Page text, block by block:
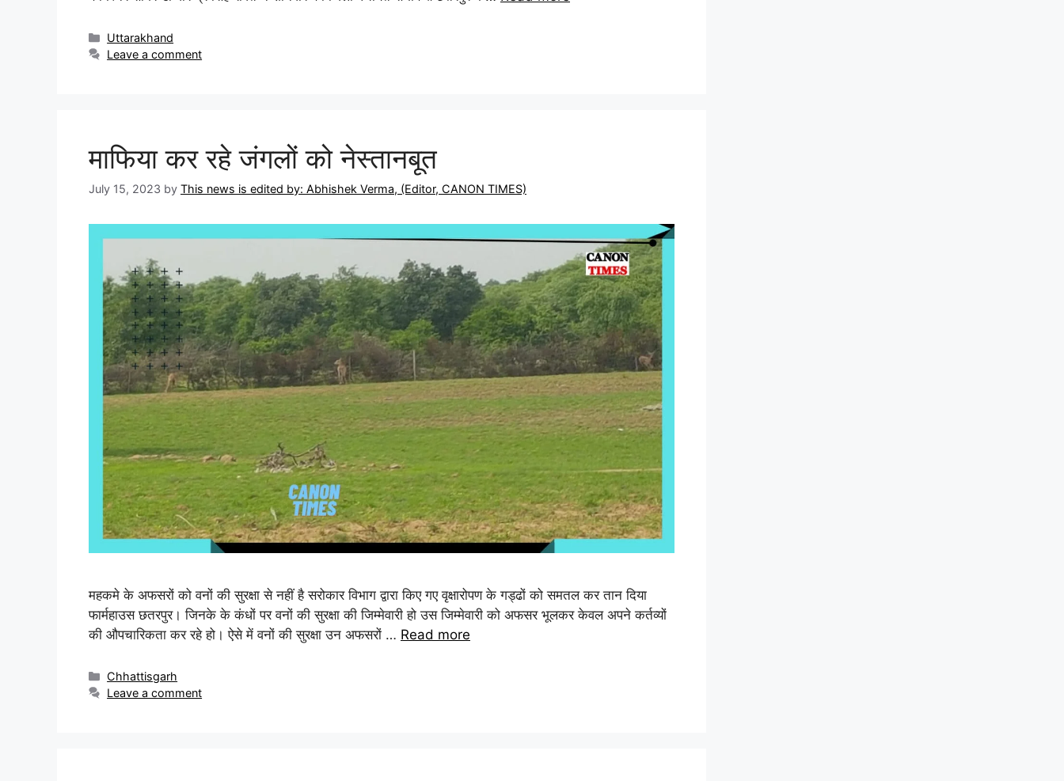
Uttarakhand
Leave a comment
माफिया कर रहे जंगलों को नेस्तानबूत
July 15, 2023 by This news is edited by: Abhishek Verma, (Editor, CANON TIMES)
महकमे के अफसरों को वनों की सुरक्षा से नहीं है सरोकार विभाग द्वारा किए गए वृक्षारोपण के गड्ढों को समतल कर तान दिया
फार्महाउस छतरपुर। जिनके के कंधों पर वनों की सुरक्षा की जिम्मेवारी हो उस जिम्मेवारी को अफसर भूलकर केवल अपने कर्तव्यों
की औपचारिकता कर रहे हो। ऐसे में वनों की सुरक्षा उन अफसरों … Read more
Chhattisgarh
Leave a comment